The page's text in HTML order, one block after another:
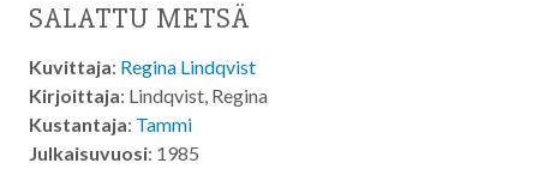
SALATTU METSÄ
Kuvittaja: Regina Lindqvist
Kirjoittaja: Lindqvist, Regina
Kustantaja: Tammi
Julkaisuvuosi: 1985